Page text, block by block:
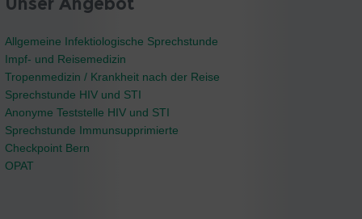
Allgemeine Infektiologische Sprechstunde
Impf- und Reisemedizin
Tropenmedizin / Krankheit nach der Reise
Sprechstunde HIV und STI
Anonyme Teststelle HIV und STI
Sprechstunde Immunsupprimierte
Checkpoint Bern
OPAT